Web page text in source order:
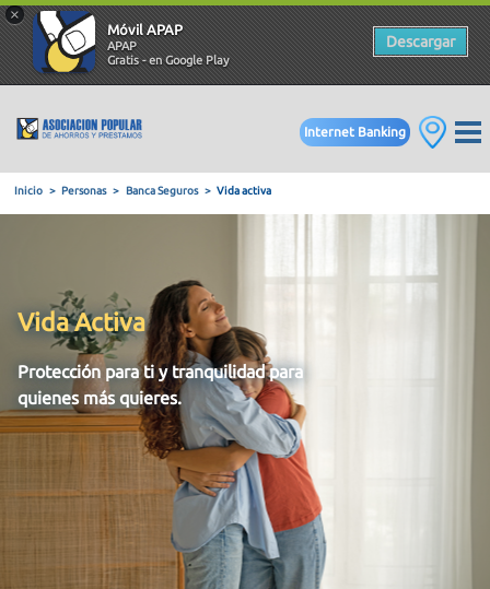
×
Móvil APAP
APAP
Gratis - en Google Play
Descargar
Internet Banking
Vida Activa
Protección para ti y tranquilidad para
quienes más quieres.